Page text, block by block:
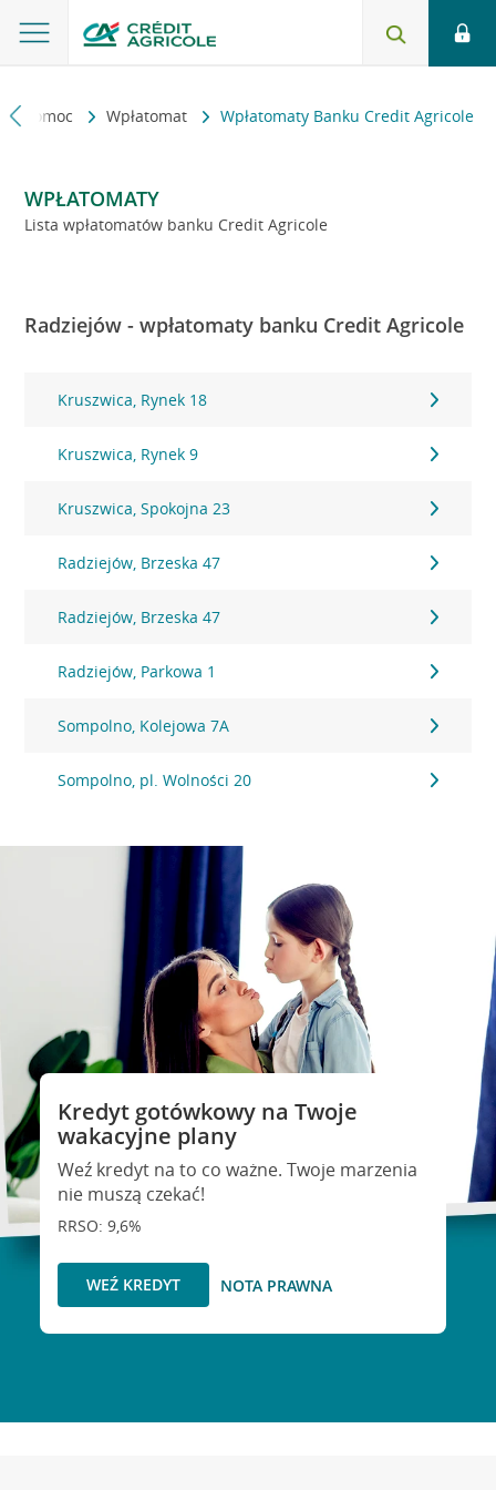
i pomoc Wpłatomat Wpłatomaty Banku Credit Agricole
WPŁATOMATY
Lista wpłatomatów banku Credit Agricole
Radziejów - wpłatomaty banku Credit Agricole
Kruszwica, Rynek 18
Kruszwica, Rynek 9
Kruszwica, Spokojna 23
Radziejów, Brzeska 47
Radziejów, Brzeska 47
Radziejów, Parkowa 1
Sompolno, Kolejowa 7A
Sompolno, pl. Wolności 20
Kredyt gotówkowy na Twoje
wakacyjne plany
Weź kredyt na to co ważne. Twoje marzenia
nie muszą czekać!
RRSO: 9,6%
WEŹ KREDYT NOTA PRAWNA